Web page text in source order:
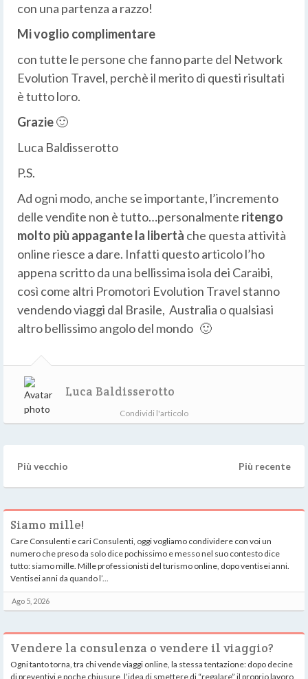
con una partenza a razzo!
Mi voglio complimentare
con tutte le persone che fanno parte del Network
Evolution Travel, perchè il merito di questi risultati
è tutto loro.
Grazie🙂
Luca Baldisserotto
P.S.
Ad ogni modo, anche se importante, l’incremento
delle vendite non è tutto…personalmente ritengo
molto più appagante la libertà che questa attività
online riesce a dare. Infatti questo articolo l’ho
appena scritto da una bellissima isola dei Caraibi,
così come altri Promotori Evolution Travel stanno
vendendo viaggi dal Brasile, Australia o qualsiasi
altro bellissimo angolo del mondo 🙂
Luca Baldisserotto
Condividi l'articolo
Più vecchio Più recente
Siamo mille!
Care Consulenti e cari Consulenti, oggi vogliamo condividere con voi un
numero che preso da solo dice pochissimo e messo nel suo contesto dice
tutto: siamo mille. Mille professionisti del turismo online, dopo ventisei anni.
Ventisei anni da quando l’...
Ago 5, 2026
Vendere la consulenza o vendere il viaggio?
Ogni tanto torna, tra chi vende viaggi online, la stessa tentazione: dopo decine
di preventivi e poche chiusure, l’idea di smettere di “regalare” il proprio lavoro